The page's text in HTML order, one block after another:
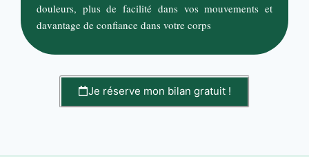
douleurs, plus de facilité dans vos mouvements et
davantage de confiance dans votre corps
Je réserve mon bilan gratuit !